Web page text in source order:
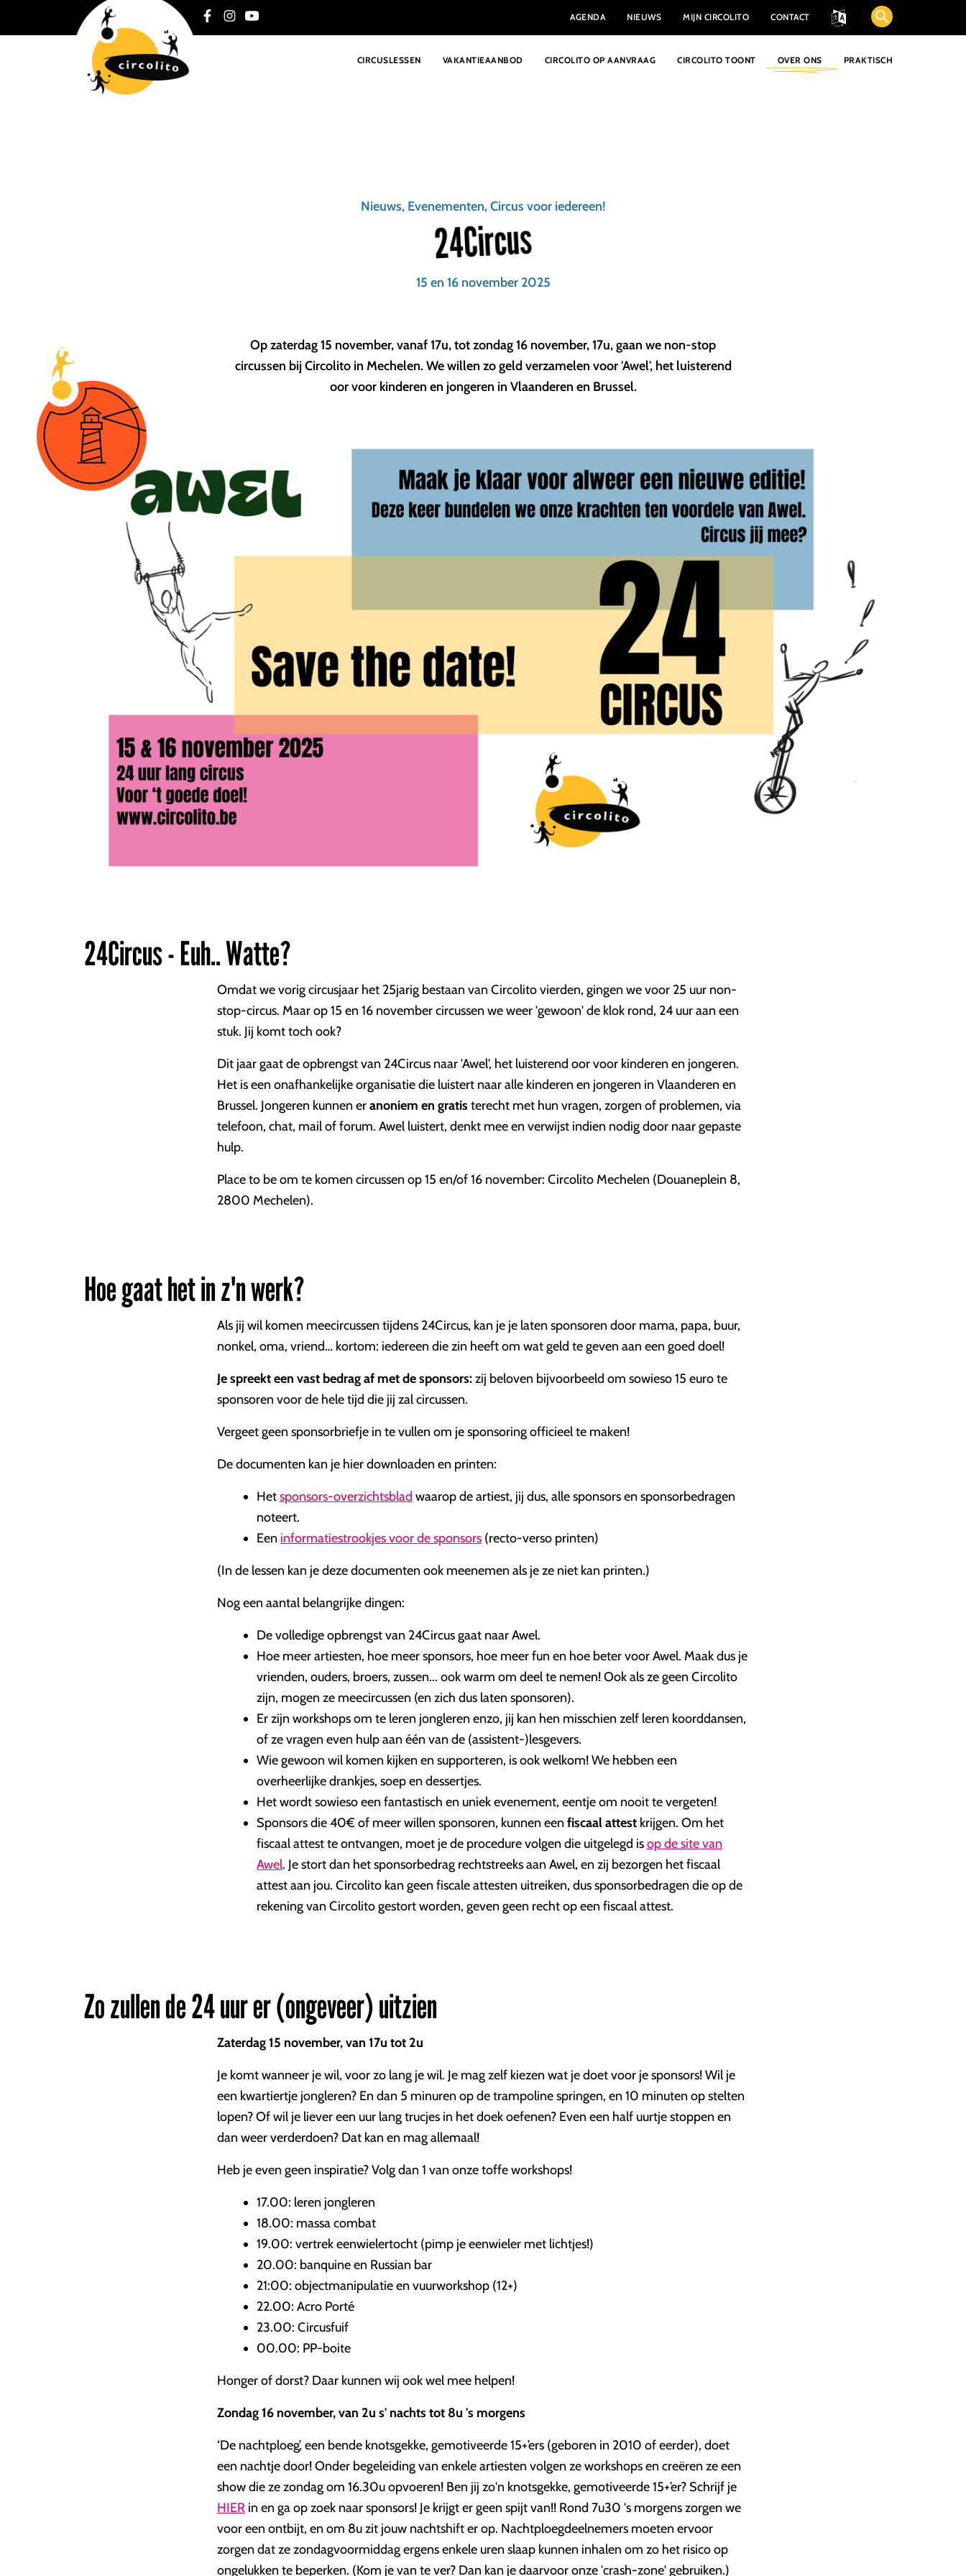
AGENDA NIEUWS MIJN CIRCOLITO CONTACT
CIRCUSLESSEN VAKANTIEAANBOD CIRCOLITO OP AANVRAAG CIRCOLITO TOONT OVER ONS PRAKTISCH
Nieuws, Evenementen, Circus voor iedereen!
24Circus
15 en 16 november 2025
Op zaterdag 15 november, vanaf 17u, tot zondag 16 november, 17u, gaan we non-stop
circussen bij Circolito in Mechelen. We willen zo geld verzamelen voor 'Awel', het luisterend
oor voor kinderen en jongeren in Vlaanderen en Brussel.
24Circus - Euh.. Watte?
Omdat we vorig circusjaar het 25jarig bestaan van Circolito vierden, gingen we voor 25 uur non-
stop-circus. Maar op 15 en 16 november circussen we weer 'gewoon' de klok rond, 24 uur aan een
stuk. Jij komt toch ook?
Dit jaar gaat de opbrengst van 24Circus naar 'Awel', het luisterend oor voor kinderen en jongeren.
Het is een onafhankelijke organisatie die luistert naar alle kinderen en jongeren in Vlaanderen en
Brussel. Jongeren kunnen eranoniem en gratis terecht met hun vragen, zorgen of problemen, via
telefoon, chat, mail of forum. Awel luistert, denkt mee en verwijst indien nodig door naar gepaste
hulp.
Place to be om te komen circussen op 15 en/of 16 november: Circolito Mechelen (Douaneplein 8,
2800 Mechelen).
Hoe gaat het in z'n werk?
Als jij wil komen meecircussen tijdens 24Circus, kan je je laten sponsoren door mama, papa, buur,
nonkel, oma, vriend… kortom: iedereen die zin heeft om wat geld te geven aan een goed doel!
Je spreekt een vast bedrag af met de sponsors:zij beloven bijvoorbeeld om sowieso 15 euro te
sponsoren voor de hele tijd die jij zal circussen.
Vergeet geen sponsorbriefje in te vullen om je sponsoring officieel te maken!
De documenten kan je hier downloaden en printen:
Hetsponsors-overzichtsblad waarop de artiest, jij dus, alle sponsors en sponsorbedragen
noteert.
Een informatiestrookjes voor de sponsors (recto-verso printen)
(In de lessen kan je deze documenten ook meenemen als je ze niet kan printen.)
Nog een aantal belangrijke dingen:
De volledige opbrengst van 24Circus gaat naar Awel.
Hoe meer artiesten, hoe meer sponsors, hoe meer fun en hoe beter voor Awel. Maak dus je
vrienden, ouders, broers, zussen... ook warm om deel te nemen! Ook als ze geen Circolito
zijn, mogen ze meecircussen (en zich dus laten sponsoren).
Er zijn workshops om te leren jongleren enzo, jij kan hen misschien zelf leren koorddansen,
of ze vragen even hulp aan één van de (assistent-)lesgevers.
Wie gewoon wil komen kijken en supporteren, is ook welkom! We hebben een
overheerlijke drankjes, soep en dessertjes.
Het wordt sowieso een fantastisch en uniek evenement, eentje om nooit te vergeten!
Sponsors die 40€ of meer willen sponsoren, kunnen een fiscaal attest krijgen. Om het
fiscaal attest te ontvangen, moet je de procedure volgen die uitgelegd isop de site van
Awel. Je stort dan het sponsorbedrag rechtstreeks aan Awel, en zij bezorgen het fiscaal
attest aan jou. Circolito kan geen fiscale attesten uitreiken, dus sponsorbedragen die op de
rekening van Circolito gestort worden, geven geen recht op een fiscaal attest.
Zo zullen de 24 uur er (ongeveer) uitzien
Zaterdag 15 november, van 17u tot 2u
Je komt wanneer je wil, voor zo lang je wil. Je mag zelf kiezen wat je doet voor je sponsors! Wil je
een kwartiertje jongleren? En dan 5 minuren op de trampoline springen, en 10 minuten op stelten
lopen? Of wil je liever een uur lang trucjes in het doek oefenen? Even een half uurtje stoppen en
dan weer verderdoen? Dat kan en mag allemaal!
Heb je even geen inspiratie? Volg dan 1 van onze toffe workshops!
17.00: leren jongleren
18.00: massa combat
19.00: vertrek eenwielertocht (pimp je eenwieler met lichtjes!)
20.00: banquine en Russian bar
21:00: objectmanipulatie en vuurworkshop (12+)
22.00: Acro Porté
23.00: Circusfuif
00.00: PP-boite
Honger of dorst? Daar kunnen wij ook wel mee helpen!
Zondag 16 november, van 2u s' nachts tot 8u 's morgens
‘De nachtploeg’, een bende knotsgekke, gemotiveerde 15+’ers (geboren in 2010 of eerder), doet
een nachtje door! Onder begeleiding van enkele artiesten volgen ze workshops en creëren ze een
show die ze zondag om 16.30u opvoeren! Ben jij zo'n knotsgekke, gemotiveerde 15+’er? Schrijf je
HIER in en ga op zoek naar sponsors! Je krijgt er geen spijt van!! Rond 7u30 's morgens zorgen we
voor een ontbijt, en om 8u zit jouw nachtshift er op. Nachtploegdeelnemers moeten ervoor
zorgen dat ze zondagvoormiddag ergens enkele uren slaap kunnen inhalen om zo het risico op
ongelukken te beperken. (Kom je van te ver? Dan kan je daarvoor onze 'crash-zone' gebruiken.)